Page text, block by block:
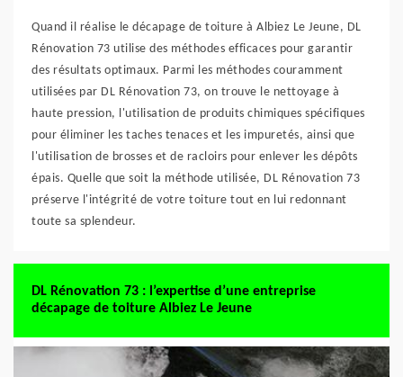
Quand il réalise le décapage de toiture à Albiez Le Jeune, DL
Rénovation 73 utilise des méthodes efficaces pour garantir
des résultats optimaux. Parmi les méthodes couramment
utilisées par DL Rénovation 73, on trouve le nettoyage à
haute pression, l'utilisation de produits chimiques spécifiques
pour éliminer les taches tenaces et les impuretés, ainsi que
l'utilisation de brosses et de racloirs pour enlever les dépôts
épais. Quelle que soit la méthode utilisée, DL Rénovation 73
préserve l'intégrité de votre toiture tout en lui redonnant
toute sa splendeur.
DL Rénovation 73 : l’expertise d’une entreprise
décapage de toiture Albiez Le Jeune